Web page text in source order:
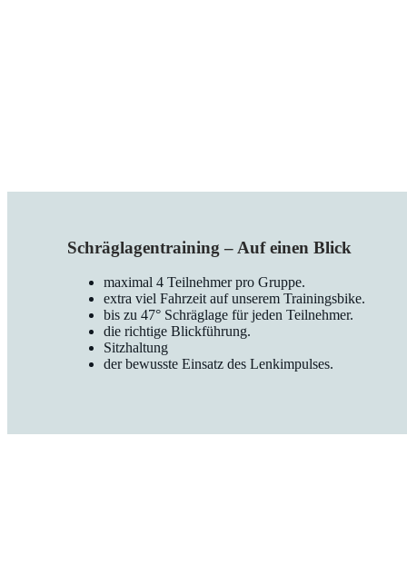
Schräglagentraining – Auf einen Blick
maximal 4 Teilnehmer pro Gruppe.
extra viel Fahrzeit auf unserem Trainingsbike.
bis zu 47° Schräglage für jeden Teilnehmer.
die richtige Blickführung.
Sitzhaltung
der bewusste Einsatz des Lenkimpulses.